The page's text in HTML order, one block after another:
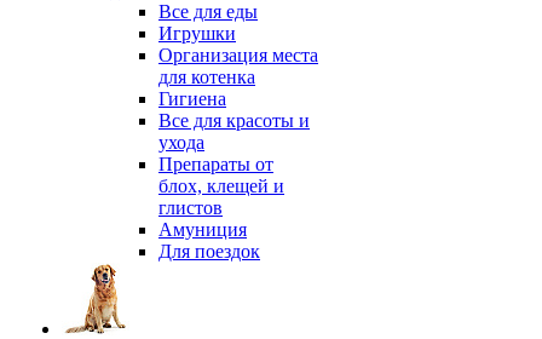
Все для еды
Игрушки
Организация места
для котенка
Гигиена
Все для красоты и
ухода
Препараты от
блох, клещей и
глистов
Амуниция
Для поездок